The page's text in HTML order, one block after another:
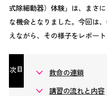
式除細動器）体験」は、まさ
な機会となりました。今回は
えながら、その様子をレポート
目次
救命の連鎖
講習の流れと内容